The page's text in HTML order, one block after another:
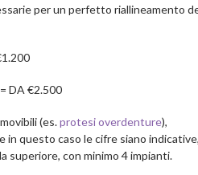
per un perfetto riallineamento
DA €2.500
(es.protesi overdenture),
questo caso le cifre siano
superiore, con minimo 4 impianti.